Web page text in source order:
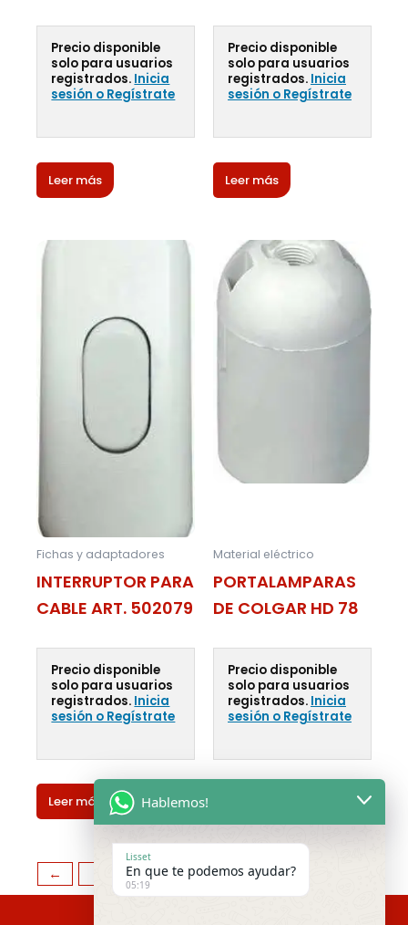
Precio disponible
solo para usuarios
registrados. Inicia
sesión o Regístrate
Leer más
Precio disponible
solo para usuarios
registrados. Inicia
sesión o Regístrate
Leer más
Fichas y adaptadores
INTERRUPTOR PARA
CABLE ART. 502079
Precio disponible
solo para usuarios
registrados. Inicia
sesión o Regístrate
Leer más
Material eléctrico
PORTALAMPARAS
DE COLGAR HD 78
Precio disponible
solo para usuarios
registrados. Inicia
sesión o Regístrate
← 2 3 4 5 →
Hablemos!
Lisset
En que te podemos ayudar?
05:19